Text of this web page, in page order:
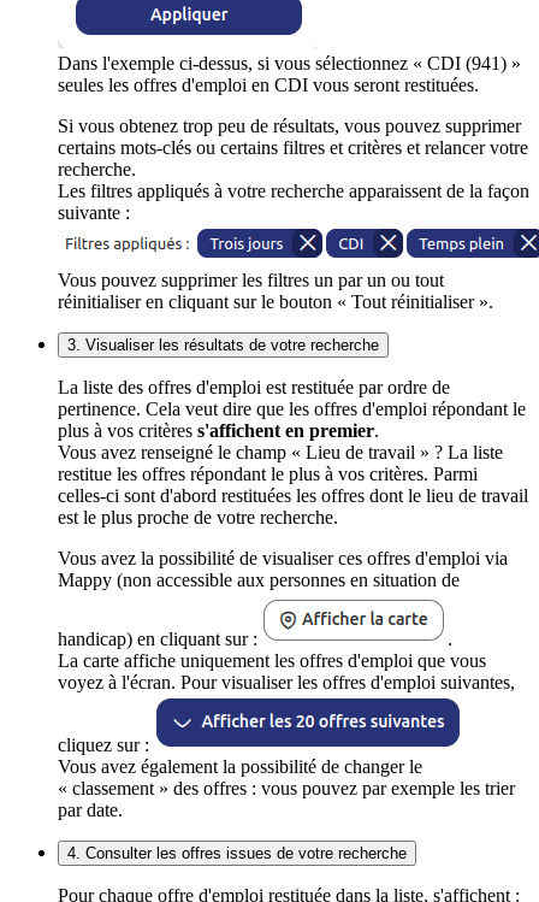
Dans l'exemple ci-dessus, si vous sélectionnez « CDI (941) »
seules les offres d'emploi en CDI vous seront restituées.
Si vous obtenez trop peu de résultats, vous pouvez supprimer
certains mots-clés ou certains filtres et critères et relancer votre
recherche.
Les filtres appliqués à votre recherche apparaissent de la façon
suivante :
Vous pouvez supprimer les filtres un par un ou tout
réinitialiser en cliquant sur le bouton « Tout réinitialiser ».
3. Visualiser les résultats de votre recherche
La liste des offres d'emploi est restituée par ordre de
pertinence. Cela veut dire que les offres d'emploi répondant le
plus à vos critères s'affichent en premier.
Vous avez renseigné le champ « Lieu de travail » ? La liste
restitue les offres répondant le plus à vos critères. Parmi
celles-ci sont d'abord restituées les offres dont le lieu de travail
est le plus proche de votre recherche.
Vous avez la possibilité de visualiser ces offres d'emploi via
Mappy (non accessible aux personnes en situation de
handicap) en cliquant sur :
.
La carte affiche uniquement les offres d'emploi que vous
voyez à l'écran. Pour visualiser les offres d'emploi suivantes,
cliquez sur :
Vous avez également la possibilité de changer le
« classement » des offres : vous pouvez par exemple les trier
par date.
4. Consulter les offres issues de votre recherche
Pour chaque offre d'emploi restituée dans la liste, s'affichent :